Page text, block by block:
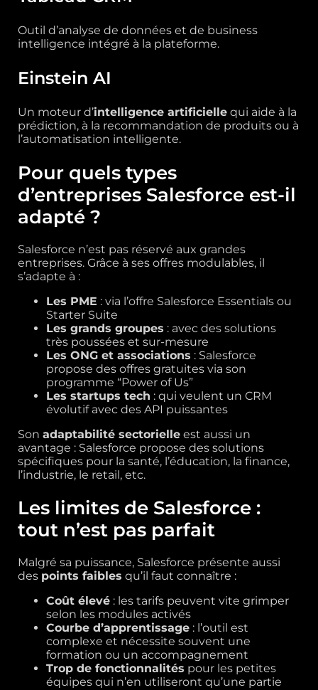
Outil d’analyse de données et de business
intelligence intégré à la plateforme.
Einstein AI
Un moteur d’intelligence artificielle qui aide à la
prédiction, à la recommandation de produits ou à
l’automatisation intelligente.
Pour quels types
d’entreprises Salesforce est-il
adapté ?
Salesforce n’est pas réservé aux grandes
entreprises. Grâce à ses offres modulables, il
s’adapte à :
Les PME : via l’offre Salesforce Essentials ou
Starter Suite
Les grands groupes : avec des solutions
très poussées et sur-mesure
Les ONG et associations : Salesforce
propose des offres gratuites via son
programme “Power of Us”
Les startups tech : qui veulent un CRM
évolutif avec des API puissantes
Son adaptabilité sectorielle est aussi un
avantage : Salesforce propose des solutions
spécifiques pour la santé, l’éducation, la finance,
l’industrie, le retail, etc.
Les limites de Salesforce :
tout n’est pas parfait
Malgré sa puissance, Salesforce présente aussi
des points faibles qu’il faut connaître :
Coût élevé : les tarifs peuvent vite grimper
selon les modules activés
Courbe d’apprentissage : l’outil est
complexe et nécessite souvent une
formation ou un accompagnement
Trop de fonctionnalités pour les petites
équipes qui n’en utiliseront qu’une partie